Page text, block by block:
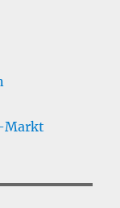
Markt